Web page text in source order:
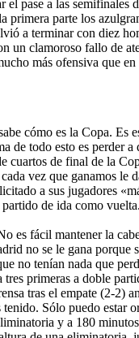
pase a las semifinales
primera parte los
a terminar con diez
un clamoroso fallo de
más ofensiva que
cómo es la Copa. Es
de todo esto es perder
cuartos de final de la
vez que ganamos le
a sus jugadores
de ida como
es fácil mantener la
no se le gana porque
no tenían nada que
tres primeras a doble
tras el empate (2-2)
Sólo puedo estar
y a 180